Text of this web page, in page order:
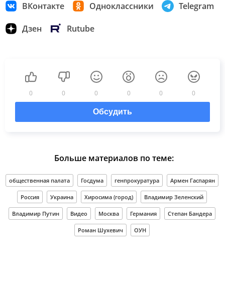
ВКонтакте Одноклассники Telegram
Дзен Rutube
0 0 0 0 0 0
Обсудить
Больше материалов по теме:
общественная палата Госдума генпрокуратура Армен Гаспарян
Россия Украина Хиросима (город) Владимир Зеленский
Владимир Путин Видео Москва Германия Степан Бандера
Роман Шухевич ОУН